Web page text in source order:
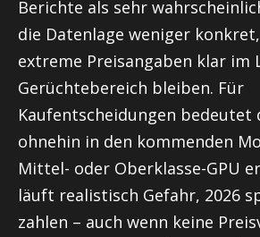
Berichte als sehr
die Datenlage weniger
extreme Preisangaben klar im
Gerüchtebereich bleiben. Für
Kaufentscheidungen bedeutet
ohnehin in den kommenden
Mittel- oder Oberklasse-GPU
läuft realistisch Gefahr, 2026
zahlen – auch wenn keine